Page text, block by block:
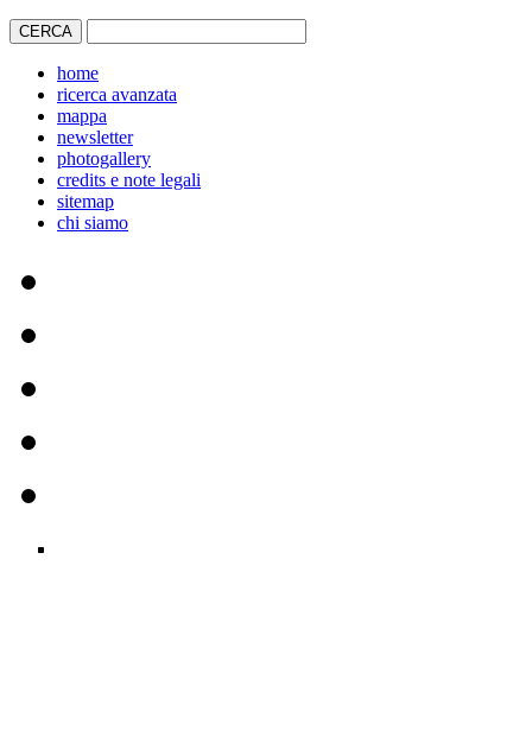
home
ricerca avanzata
mappa
newsletter
photogallery
credits e note legali
sitemap
chi siamo